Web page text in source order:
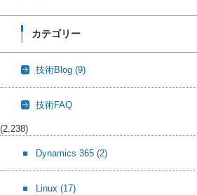
カテゴリー
技術Blog (9)
技術FAQ
(2,238)
Dynamics 365 (2)
Linux (17)